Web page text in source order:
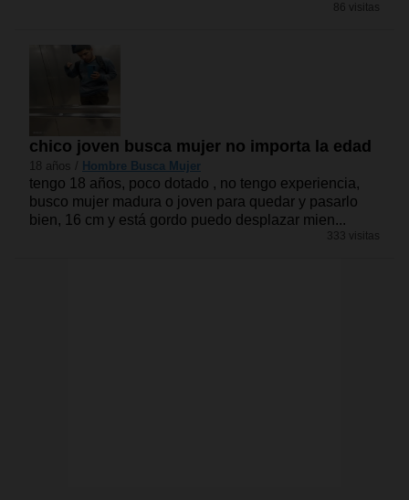
86 visitas
chico joven busca mujer no importa la edad
18 años / Hombre Busca Mujer
tengo 18 años, poco dotado , no tengo experiencia,
busco mujer madura o joven para quedar y pasarlo
bien, 16 cm y está gordo puedo desplazar mien...
333 visitas